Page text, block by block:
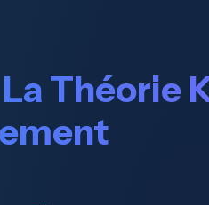
Théorie